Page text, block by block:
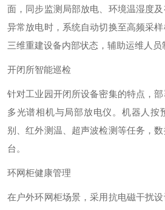
面，同步监测局部放电、环境温湿度
异常放电时，系统自动切换至高频采
三维重建设备内部状态，辅助运维人员
开闭所智能巡检
针对工业园开闭所设备密集的特点，
多光谱相机与局部放电仪。机器人按
别、红外测温、超声波检测等任务，
台。
环网柜健康管理
在户外环网柜场景，采用抗电磁干扰设